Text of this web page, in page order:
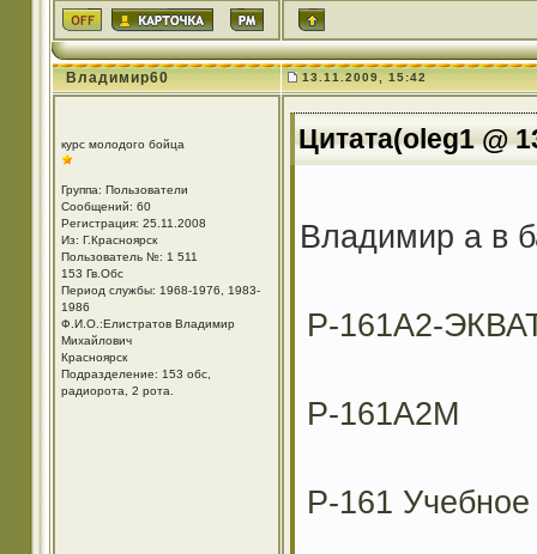
Владимир60 13.11.2009, 15:42
курс молодого бойца
Группа: Пользователи
Сообщений: 60
Регистрация: 25.11.2008
Из: Г.Красноярск
Пользователь №: 1 511
153 Гв.Обс
Период службы: 1968-1976, 1983-
1986
Ф.И.О.:Елистратов Владимир
Михайлович
Красноярск
Подразделение: 153 обс,
радиорота, 2 рота.
Цитата(oleg1 @
Владимир а в
Р-161А2-
Р-161А2М
Р-161